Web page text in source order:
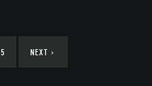
5 NEXT ›